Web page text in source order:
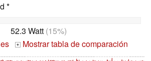
*
52.3 Watt (15%)
+ Mostrar tabla de comparación